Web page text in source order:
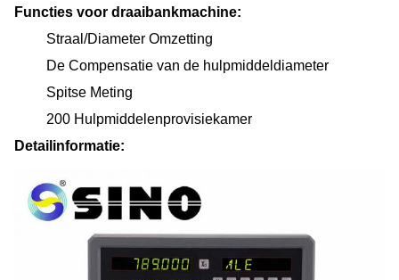
Functies voor draaibankmachine:
Straal/Diameter Omzetting
De Compensatie van de hulpmiddeldiameter
Spitse Meting
200 Hulpmiddelenprovisiekamer
Detailinformatie: